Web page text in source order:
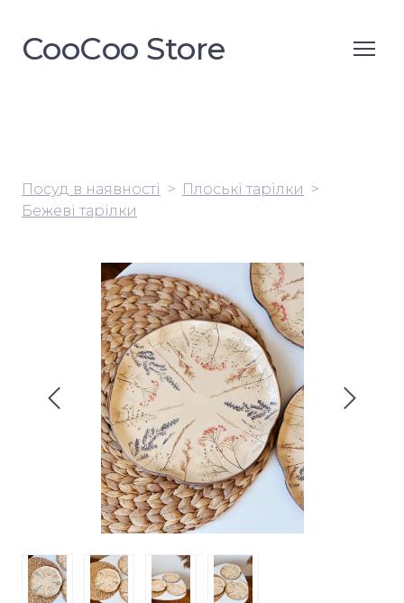
CooСoo Store
Посуд в наявності
Плоські тарілки
Бежеві тарілки